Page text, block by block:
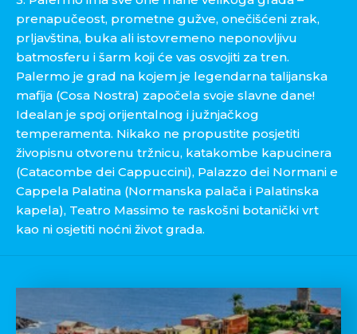
prenapučeost, prometne gužve, onečišćeni zrak,
prljavština, buka ali istovremeno neponovljivu
batmosferu i šarm koji će vas osvojiti za tren.
Palermo je grad na kojem je legendarna talijanska
mafija (Cosa Nostra) započela svoje slavne dane!
Idealan je spoj orijentalnog i južnjačkog
temperamenta. Nikako ne propustite posjetiti
živopisnu otvorenu tržnicu, katakombe kapucinera
(Catacombe dei Cappuccini), Palazzo dei Normani e
Cappela Palatina (Normanska palača i Palatinska
kapela), Teatro Massimo te raskošni botanički vrt
kao ni osjetiti noćni život grada.